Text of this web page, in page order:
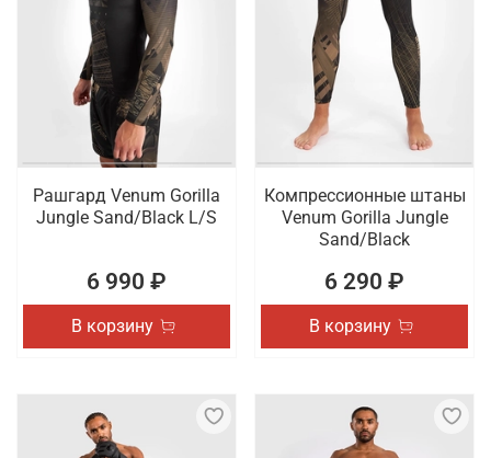
Рашгард Venum Gorilla
Jungle Sand/Black L/S
6 990 ₽
В корзину
Компрессионные штаны
Venum Gorilla Jungle
Sand/Black
6 290 ₽
В корзину